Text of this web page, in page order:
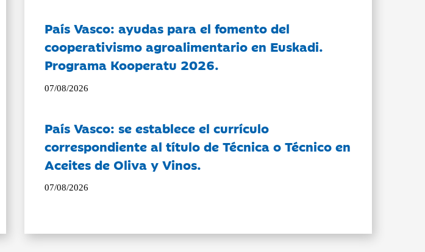
País Vasco: ayudas para el fomento del
cooperativismo agroalimentario en Euskadi.
Programa Kooperatu 2026.
07/08/2026
País Vasco: se establece el currículo
correspondiente al título de Técnica o Técnico en
Aceites de Oliva y Vinos.
07/08/2026